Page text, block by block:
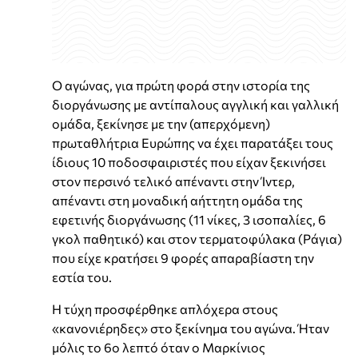
Ο αγώνας, για πρώτη φορά στην ιστορία της
διοργάνωσης με αντίπαλους αγγλική και γαλλική
ομάδα, ξεκίνησε με την (απερχόμενη)
πρωταθλήτρια Ευρώπης να έχει παρατάξει τους
ίδιους 10 ποδοσφαιριστές που είχαν ξεκινήσει
στον περσινό τελικό απέναντι στην Ίντερ,
απέναντι στη μοναδική αήττητη ομάδα της
εφετινής διοργάνωσης (11 νίκες, 3 ισοπαλίες, 6
γκολ παθητικό) και στον τερματοφύλακα (Ράγια)
που είχε κρατήσει 9 φορές απαραβίαστη την
εστία του.
Η τύχη προσφέρθηκε απλόχερα στους
«κανονιέρηδες» στο ξεκίνημα του αγώνα. Ήταν
μόλις το 6ο λεπτό όταν ο Μαρκίνιος